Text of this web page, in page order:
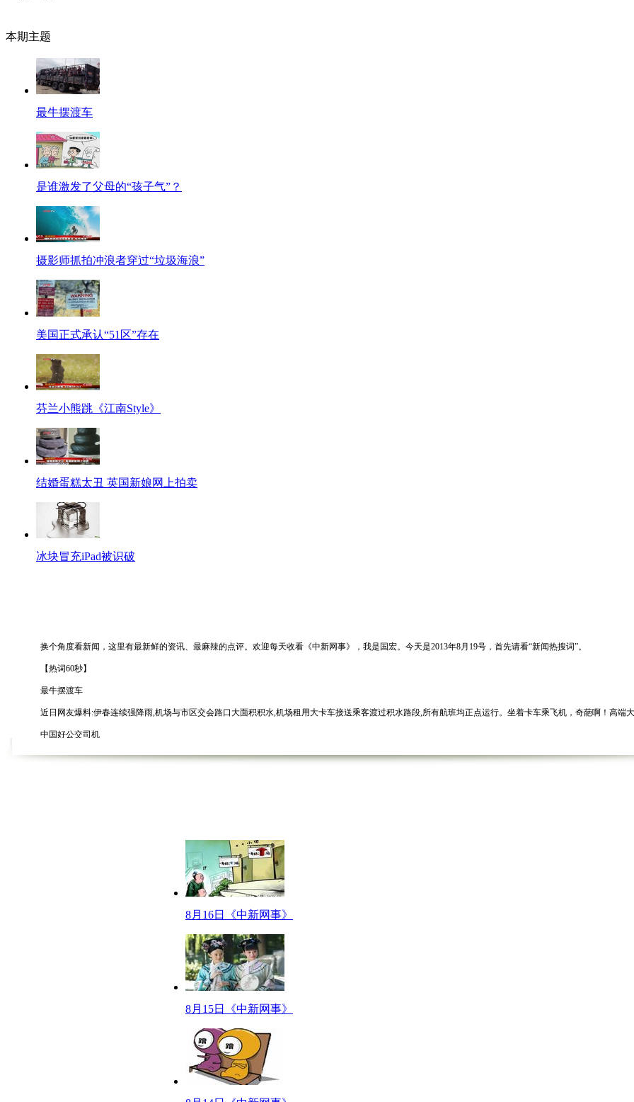
本期主题
最牛摆渡车
是谁激发了父母的“孩子气”？
摄影师抓拍冲浪者穿过“垃圾海浪”
美国正式承认“51区”存在
芬兰小熊跳《江南Style》
结婚蛋糕太丑 英国新娘网上拍卖
冰块冒充iPad被识破
换个角度看新闻，这里有最新鲜的资讯、最麻辣的点评。欢迎每天收看《中新网事》，我是国宏。今天是2013年8月19号，首先请看“新闻热搜词”。
【热词60秒】
最牛摆渡车
近日网友爆料:伊春连续强降雨,机场与市区交会路口大面积积水,机场租用大卡车接送乘客渡过积水路段,所有航班均正点运行。坐着卡车乘飞机，奇葩啊！高端
中国好公交司机
近日有网友发微博说，长沙星沙205路公交车上，一小孩向司机问路下错了站，师傅担心小孩走丢，在取得全车乘客同意后调头去接小孩。最让人感动的是司机
近日，武汉一对年轻夫妻拟定吵架合约，1个月来效果不错。合约包括：不准当孩子面吵，违者罚洗尿布1月；以离婚威胁，1月零花钱充公等。网友评价：它是
【口播】都说儿行千里母担忧，做父母的哪有不疼儿女的？可是啊，如果做儿女的老是忽视父母的感受，做父母的有时候也会作出疯狂的举动。前不久，家中
小张自参加工作以来，由于业务上的原因，经常需要出差，父母与小张的相处时间也越来越少。父母抱怨儿子不回家，儿子怪父母不体谅，长此以往，双方相
用刷爆其9张信用卡并拒不还款的方式来引起儿子的注意，以为用这样的方式就能将小张唤回自己的身边。没想到的是啊，这小张一气之下来到法院，对父亲提起
近年来，类似的事件在全国各地都有发生，父母或是假装生病了，希望做儿女的能回家探望；或是将儿女告上法庭，请求法院维护自己的权力，让儿女回家看
其实啊，不管是做父母的还是做儿女的都要互相体谅一下嘛，您瞧瞧人家这位大爷那就很为儿女着想嘛！
【视频】老头说不回家看我违什么法，30岁不结婚才违法！
8月16日《中新网事》
8月15日《中新网事》